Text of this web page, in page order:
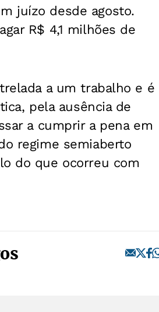
juízo desde agosto.
R$ 4,1 milhões de
a um trabalho e é
pela ausência de
a cumprir a pena em
regime semiaberto
do que ocorreu com